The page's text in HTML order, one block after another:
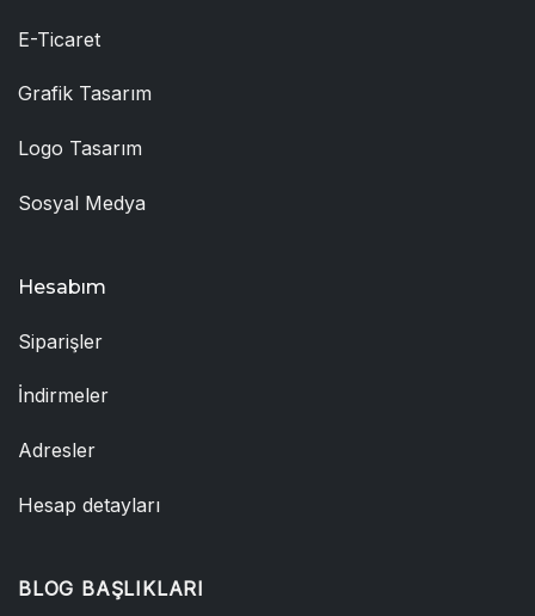
E-Ticaret
Grafik Tasarım
Logo Tasarım
Sosyal Medya
Hesabım
Siparişler
İndirmeler
Adresler
Hesap detayları
BLOG BAŞLIKLARI